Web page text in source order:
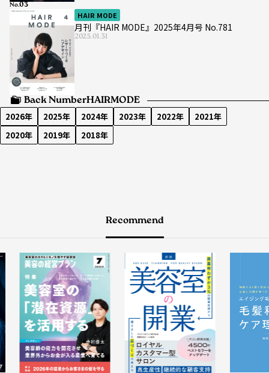
HAIR MODE
月刊『HAIR MODE』2025年4月号 No.781
2025.01.31
No.
Back NumberHAIRMODE
2026年 2025年 2024年 2023年 2022年
2021年
2020年
2019年 2018年
Recommend